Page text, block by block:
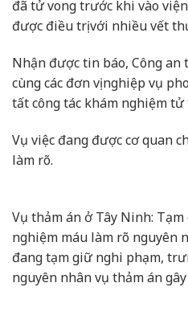
đã tử vong trước khi vào
được điều trị với nhiều vết
Nhận được tin báo, Công
cùng các đơn vị nghiệp vụ
tất công tác khám nghiệm tử
Vụ việc đang được cơ quan
làm rõ.
Vụ thảm án ở Tây Ninh:
nghiệm máu làm rõ nguyên
đang tạm giữ nghi phạm,
nguyên nhân vụ thảm án